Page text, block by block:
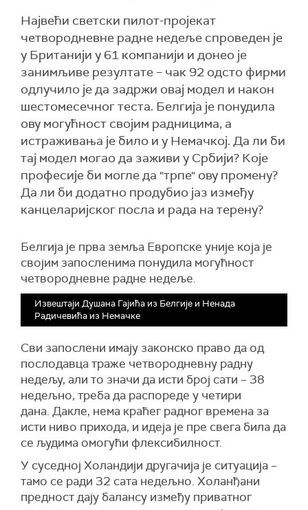
Највећи светски пилот-пројекат
четвородневне радне недеље спроведен је
у Британији у 61 компанији и донео је
занимљиве резултате – чак 92 одсто фирми
одлучило је да задржи овај модел и након
шестомесечног теста. Белгија је понудила
ову могућност својим радницима, а
истраживања је било и у Немачкој. Да ли би
тај модел могао да заживи у Србији? Које
професије би могле да "трпе" ову промену?
Да ли би додатно продубио јаз између
канцеларијског посла и рада на терену?
Белгија је прва земља Европске уније која је
својим запосленима понудила могућност
четвородневне радне недеље.
Извештаји Душана Гајића из Белгије и Ненада
Радичевића из Немачке
Сви запослени имају законско право да од
послодавца траже четвородневну радну
недељу, али то значи да исти број сати – 38
недељно, треба да распореде у четири
дана. Дакле, нема краћег радног времена за
исти ниво прихода, и идеја је пре свега била да
се људима омогући флексибилност.
У суседној Холандији другачија је ситуација –
тамо се ради 32 сата недељно. Холанђани
предност дају балансу између приватног